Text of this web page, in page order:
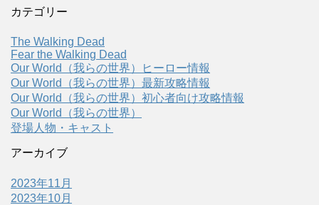
カテゴリー
The Walking Dead
Fear the Walking Dead
Our World（我らの世界）ヒーロー情報
Our World（我らの世界）最新攻略情報
Our World（我らの世界）初心者向け攻略情報
Our World（我らの世界）
登場人物・キャスト
アーカイブ
2023年11月
2023年10月